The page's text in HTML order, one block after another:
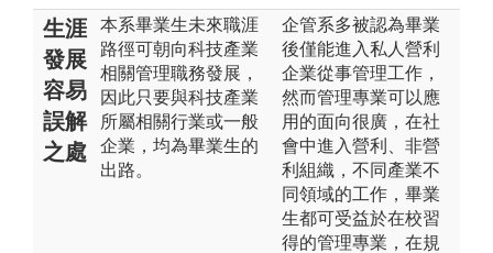
生涯
發展
容易
誤解
之處
本系畢業生未來職涯
路徑可朝向科技產業
相關管理職務發展，
因此只要與科技產業
所屬相關行業或一般
企業，均為畢業生的
出路。
企管系多被認為畢業
後僅能進入私人營利
企業從事管理工作，
然而管理專業可以應
用的面向很廣，在社
會中進入營利、非營
利組織，不同產業不
同領域的工作，畢業
生都可受益於在校習
得的管理專業，在規